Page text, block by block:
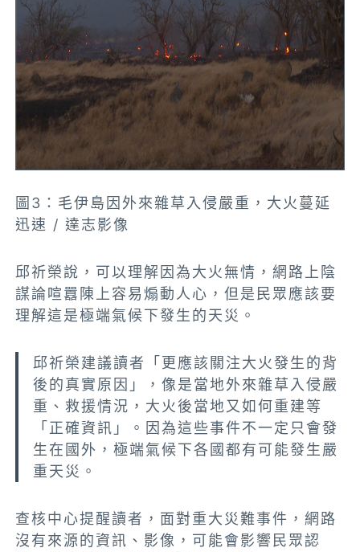
圖3：毛伊島因外來雜草入侵嚴重，大火蔓延
迅速 / 達志影像
邱祈榮說，可以理解因為大火無情，網路上陰
謀論喧囂陳上容易煽動人心，但是民眾應該要
理解這是極端氣候下發生的天災。
邱祈榮建議讀者「更應該關注大火發生的背
後的真實原因」，像是當地外來雜草入侵嚴
重、救援情況，大火後當地又如何重建等
「正確資訊」。因為這些事件不一定只會發
生在國外，極端氣候下各國都有可能發生嚴
重天災。
查核中心提醒讀者，面對重大災難事件，網路
沒有來源的資訊、影像，可能會影響民眾認